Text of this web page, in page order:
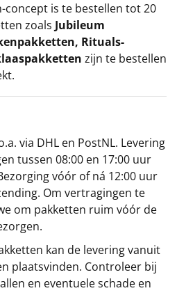
-concept is te bestellen tot 20
zoals Jubileum
, Rituals-
zijn te bestellen
via DHL en PostNL. Levering
tussen 08:00 en 17:00 uur
vóór of ná 12:00 uur
Om vertragingen te
om pakketten ruim vóór de
kan de levering vanuit
plaatsvinden. Controleer bij
en eventuele schade en